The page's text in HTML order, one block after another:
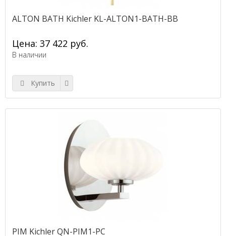
ALTON BATH Kichler KL-ALTON1-BATH-BB
Цена: 37 422 руб.
В наличии
Купить
PIM Kichler QN-PIM1-PC